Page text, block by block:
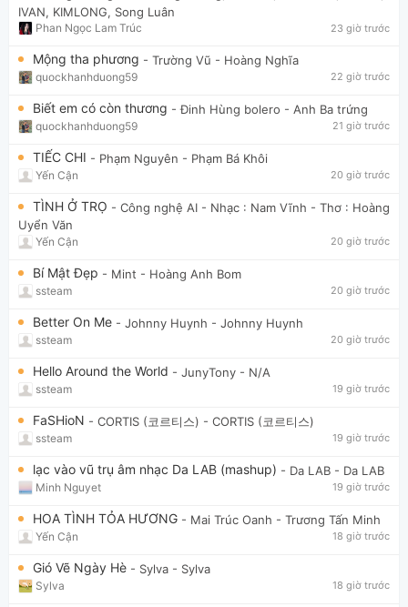
IVAN, KIMLONG, Song Luân
Phan Ngọc Lam Trúc 23 giờ trước
Mộng tha phương - Trường Vũ - Hoàng Nghĩa
quockhanhduong59 22 giờ trước
Biết em có còn thương - Đinh Hùng bolero - Anh Ba trứng
quockhanhduong59 21 giờ trước
TIẾC CHI - Phạm Nguyên - Phạm Bá Khôi
Yến Cận 20 giờ trước
TÌNH Ở TRỌ - Công nghệ AI - Nhạc : Nam Vĩnh - Thơ : Hoàng
Uyển Văn
Yến Cận 20 giờ trước
Bí Mật Đẹp - Mint - Hoàng Anh Bom
ssteam 20 giờ trước
Better On Me - Johnny Huynh - Johnny Huynh
ssteam 20 giờ trước
Hello Around the World - JunyTony - N/A
ssteam 19 giờ trước
FaSHioN - CORTIS (코르티스) - CORTIS (코르티스)
ssteam 19 giờ trước
lạc vào vũ trụ âm nhạc Da LAB (mashup) - Da LAB - Da LAB
Minh Nguyet 19 giờ trước
HOA TÌNH TỎA HƯƠNG - Mai Trúc Oanh - Trương Tấn Minh
Yến Cận 18 giờ trước
Gió Vẽ Ngày Hè - Sylva - Sylva
Sylva 18 giờ trước